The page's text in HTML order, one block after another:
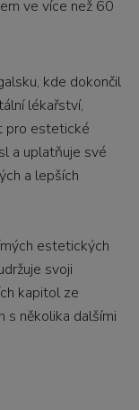
ve více než 60
kde dokončil
lékařství,
pro estetické
a uplatňuje své
a lepších
estetických
svoji
kapitol ze
s několika dalšími